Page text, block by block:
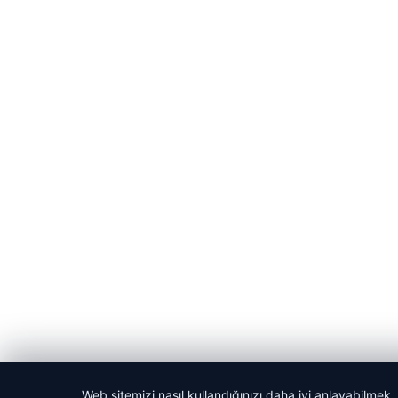
Web sitemizi nasıl kullandığınızı daha iyi